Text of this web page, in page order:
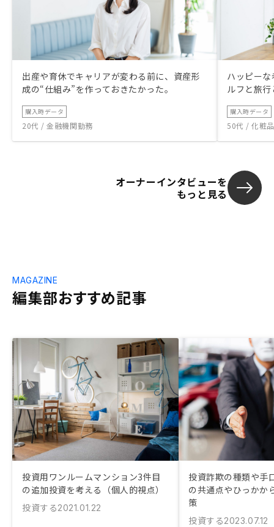
出産や育休でキャリアが変わる前に、資産形
成の“仕組み”を作っておきたかった。
購入時データ
20代 / 金融機関勤務
ハッピー
ルフと旅
購入時データ
50代 / 化粧
オーナーインタビューを
もっと見る
編集部おすすめ記事
MAGAZINE
投資用ワンルームマンション3件目
の追加投資を考える（個人的視点）
投資する2021.01.22
投資詐欺の種類や手
の共通点やひっかか
策
投資する2023.07.12